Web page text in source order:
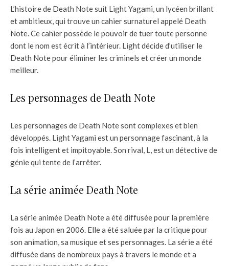
L’histoire de Death Note suit Light Yagami, un lycéen brillant
et ambitieux, qui trouve un cahier surnaturel appelé Death
Note. Ce cahier possède le pouvoir de tuer toute personne
dont le nom est écrit à l’intérieur. Light décide d’utiliser le
Death Note pour éliminer les criminels et créer un monde
meilleur.
Les personnages de Death Note
Les personnages de Death Note sont complexes et bien
développés. Light Yagami est un personnage fascinant, à la
fois intelligent et impitoyable. Son rival, L, est un détective de
génie qui tente de l’arrêter.
La série animée Death Note
La série animée Death Note a été diffusée pour la première
fois au Japon en 2006. Elle a été saluée par la critique pour
son animation, sa musique et ses personnages. La série a été
diffusée dans de nombreux pays à travers le monde et a